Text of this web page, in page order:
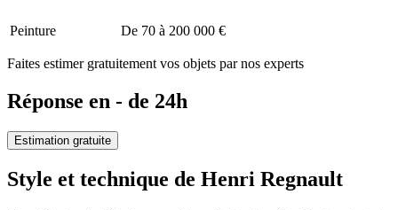
Peinture De 70 à 200 000 €
Faites estimer gratuitement vos objets par nos experts
Réponse en - de 24h
Estimation gratuite
Style et technique de Henri Regnault